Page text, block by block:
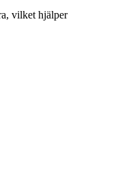
vilket hjälper